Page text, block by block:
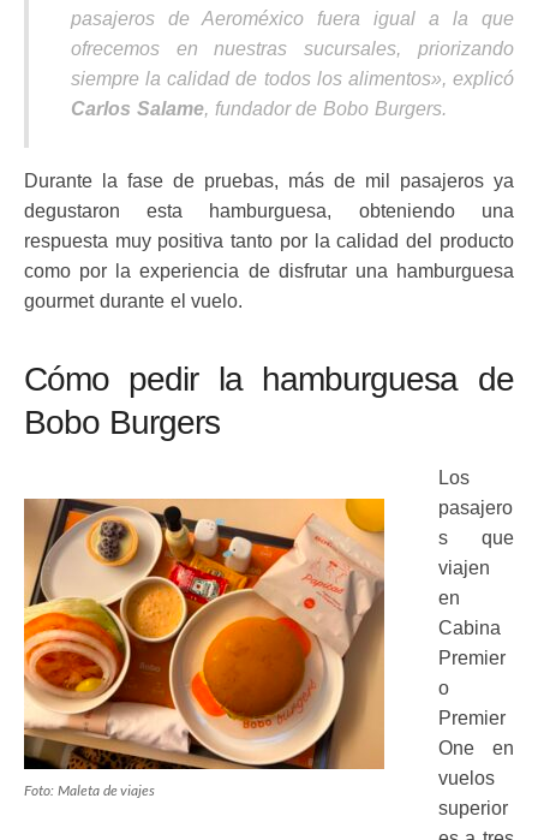
pasajeros de Aeroméxico fuera igual a la que
ofrecemos en nuestras sucursales, priorizando
siempre la calidad de todos los alimentos», explicó
Carlos Salame, fundador de Bobo Burgers.
Durante la fase de pruebas, más de mil pasajeros ya
degustaron esta hamburguesa, obteniendo una
respuesta muy positiva tanto por la calidad del producto
como por la experiencia de disfrutar una hamburguesa
gourmet durante el vuelo.
Cómo pedir la hamburguesa de
Bobo Burgers
Foto: Maleta de viajes
Los
pasajero
s que
viajen
en
Cabina
Premier
o
Premier
One en
vuelos
superior